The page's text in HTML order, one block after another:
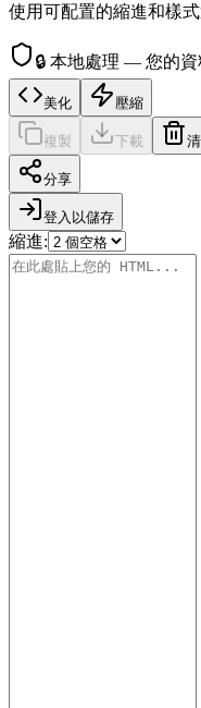
使用可配置的縮進和樣
🔒 本地處理 — 您的資
美化 壓縮
複製 下載
分享
登入以儲存
縮進: